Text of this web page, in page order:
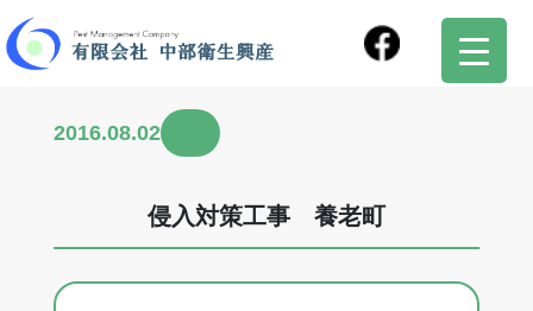
2016.08.02
侵入対策工事 養老町